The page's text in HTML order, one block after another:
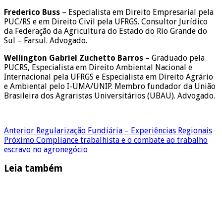
Frederico Buss – Especialista em Direito Empresarial pela
PUC/RS e em Direito Civil pela UFRGS. Consultor Jurídico
da Federação da Agricultura do Estado do Rio Grande do
Sul – Farsul. Advogado.
Wellington Gabriel Zuchetto Barros – Graduado pela
PUCRS, Especialista em Direito Ambiental Nacional e
Internacional pela UFRGS e Especialista em Direito Agrário
e Ambiental pelo I-UMA/UNIP. Membro fundador da União
Brasileira dos Agraristas Universitários (UBAU). Advogado.
Anterior Regularização Fundiária – Experiências Regionais
Próximo Compliance trabalhista e o combate ao trabalho
escravo no agronegócio
Leia também